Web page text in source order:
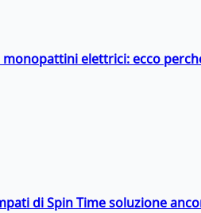
elettrici: ecco
di Spin Time soluzione